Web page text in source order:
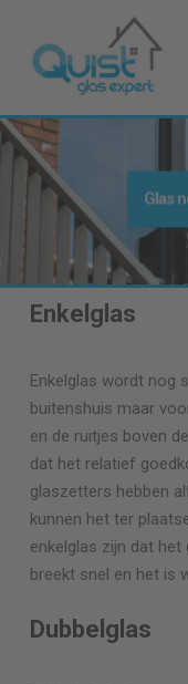
main
Glas
Enkelglas
Enkelglas wordt nog
buitenshuis maar
en de ruitjes boven
dat het relatief
glaszetters hebben
kunnen het ter
enkelglas zijn dat
breekt snel en het is
Dubbelglas